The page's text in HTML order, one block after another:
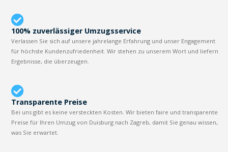
100% zuverlässiger Umzugsservice
Verlassen Sie sich auf unsere jahrelange Erfahrung und unser Engagement
für höchste Kundenzufriedenheit. Wir stehen zu unserem Wort und liefern
Ergebnisse, die überzeugen.
Transparente Preise
Bei uns gibt es keine versteckten Kosten. Wir bieten faire und transparente
Preise für Ihren Umzug von Duisburg nach Zagreb, damit Sie genau wissen,
was Sie erwartet.